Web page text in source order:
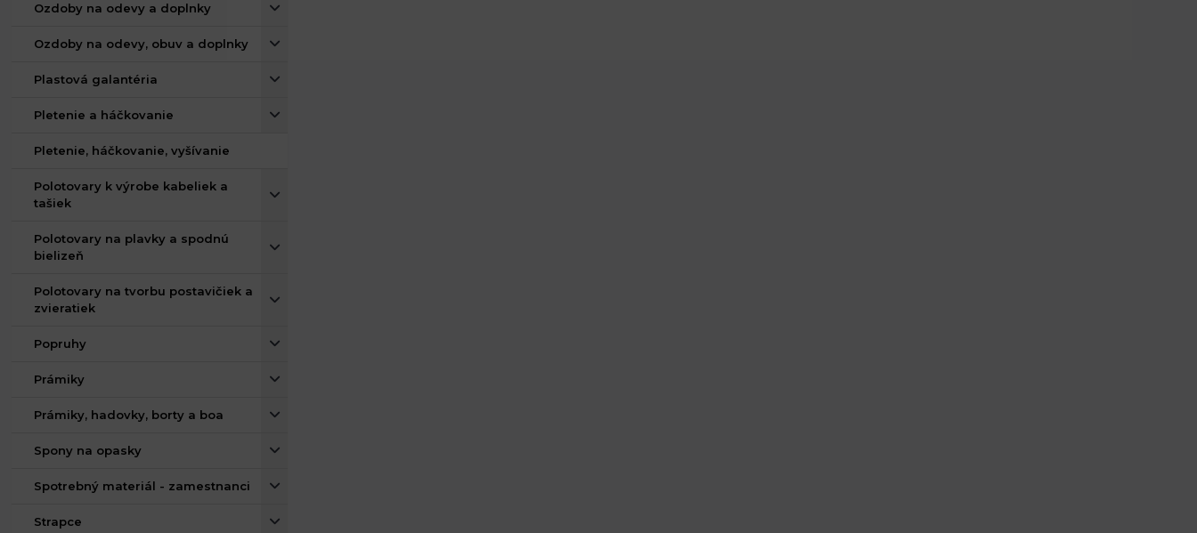
Ozdoby na odevy a doplnky
Ozdoby na odevy, obuv a doplnky
Plastová galantéria
Pletenie a háčkovanie
Pletenie, háčkovanie, vyšívanie
Polotovary k výrobe kabeliek a
tašiek
Polotovary na plavky a spodnú
bielizeň
Polotovary na tvorbu postavičiek a
zvieratiek
Popruhy
Prámiky
Prámiky, hadovky, borty a boa
Spony na opasky
Spotrebný materiál - zamestnanci
Strapce